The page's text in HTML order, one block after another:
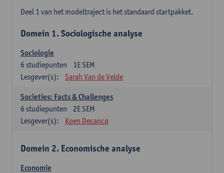
Deel 1 van het modeltraject is het standaard startpakket.
Domein 1. Sociologische analyse
Sociologie
1E SEM
6 studiepunten
Lesgever(s):
Sarah Van de Velde
Societies: Facts & Challenges
2E SEM
6 studiepunten
Lesgever(s):
Koen Decancq
Domein 2. Economische analyse
Economie